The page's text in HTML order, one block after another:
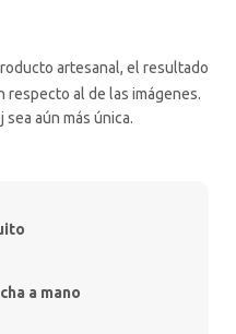
artesanal, el resultado
al de las imágenes.
aún más única.
a mano